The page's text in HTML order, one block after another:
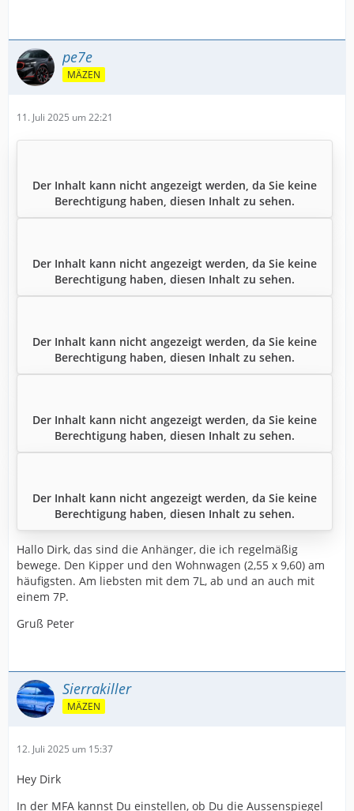
pe7e
MÄZEN
11. Juli 2025 um 22:21
Der Inhalt kann nicht angezeigt werden, da Sie keine
Berechtigung haben, diesen Inhalt zu sehen.
Der Inhalt kann nicht angezeigt werden, da Sie keine
Berechtigung haben, diesen Inhalt zu sehen.
Der Inhalt kann nicht angezeigt werden, da Sie keine
Berechtigung haben, diesen Inhalt zu sehen.
Der Inhalt kann nicht angezeigt werden, da Sie keine
Berechtigung haben, diesen Inhalt zu sehen.
Der Inhalt kann nicht angezeigt werden, da Sie keine
Berechtigung haben, diesen Inhalt zu sehen.
Hallo Dirk, das sind die Anhänger, die ich regelmäßig
bewege. Den Kipper und den Wohnwagen (2,55 x 9,60) am
häufigsten. Am liebsten mit dem 7L, ab und an auch mit
einem 7P.
Gruß Peter
Sierrakiller
MÄZEN
12. Juli 2025 um 15:37
Hey Dirk
In der MFA kannst Du einstellen, ob Du die Aussenspiegel